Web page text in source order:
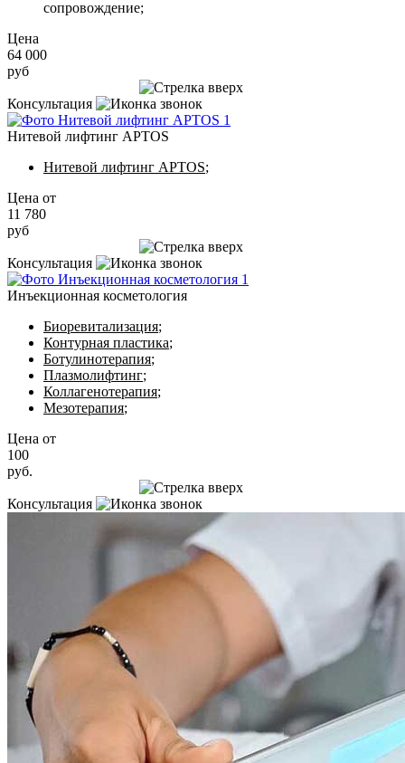
сопровождение;
Цена
64 000
руб
Консультация
Нитевой лифтинг APTOS
Нитевой лифтинг APTOS;
Цена от
11 780
руб
Консультация
Инъекционная косметология
Биоревитализация;
Контурная пластика;
Ботулинотерапия;
Плазмолифтинг;
Коллагенотерапия;
Мезотерапия;
Цена от
100
руб.
Консультация